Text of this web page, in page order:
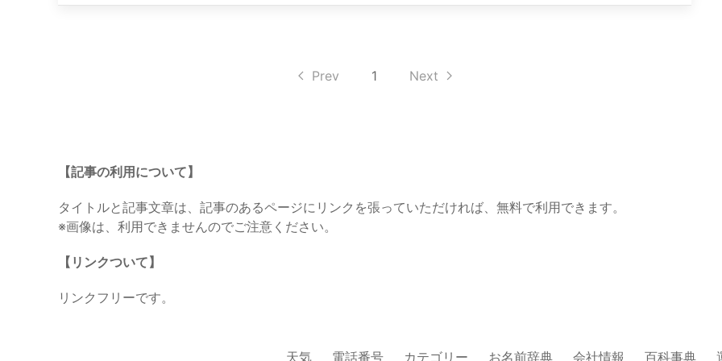
Prev 1 Next
【記事の利用について】
タイトルと記事文章は、記事のあるページにリンクを張っていただければ、無料で利用できます。
※画像は、利用できませんのでご注意ください。
【リンクついて】
リンクフリーです。
天気 電話番号 カテゴリー お名前辞典 会社情報 百科事典